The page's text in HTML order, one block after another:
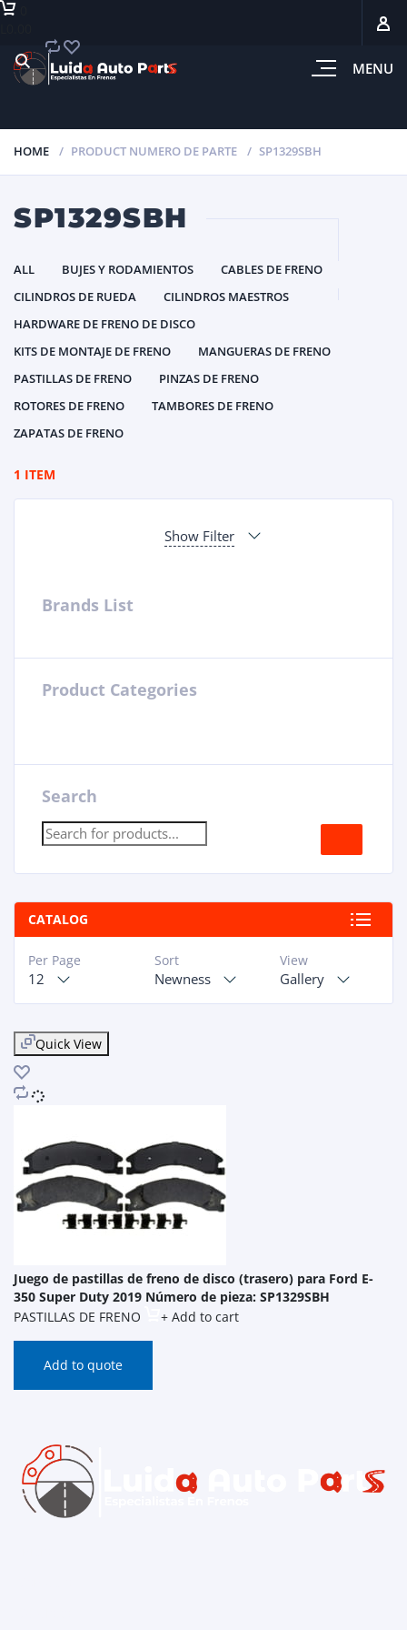
MENU
HOME PRODUCT NUMERO DE PARTE SP1329SBH
SP1329SBH
ALL BUJES Y RODAMIENTOS
CABLES DE FRENO
CILINDROS DE RUEDA
CILINDROS MAESTROS
HARDWARE DE FRENO DE DISCO
KITS DE MONTAJE DE FRENO
MANGUERAS DE FRENO
PASTILLAS DE FRENO
PINZAS DE FRENO
ROTORES DE FRENO
TAMBORES DE FRENO
ZAPATAS DE FRENO
1 ITEM
Show Filter
Brands List
Product Categories
Search
CATALOG
View
Gallery
Sort
Newness
Per Page
12
Quick View
Juego de pastillas de freno de disco (trasero) para Ford E-
350 Super Duty 2019 Número de pieza: SP1329SBH
PASTILLAS DE FRENO
+ Add to cart
Add to quote